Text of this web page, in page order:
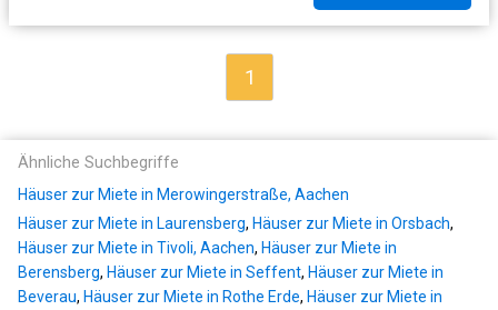
1
Ähnliche Suchbegriffe
Häuser zur Miete in Merowingerstraße, Aachen
Häuser zur Miete in Laurensberg, Häuser zur Miete in Orsbach,
Häuser zur Miete in Tivoli, Aachen, Häuser zur Miete in
Berensberg, Häuser zur Miete in Seffent, Häuser zur Miete in
Beverau, Häuser zur Miete in Rothe Erde, Häuser zur Miete in